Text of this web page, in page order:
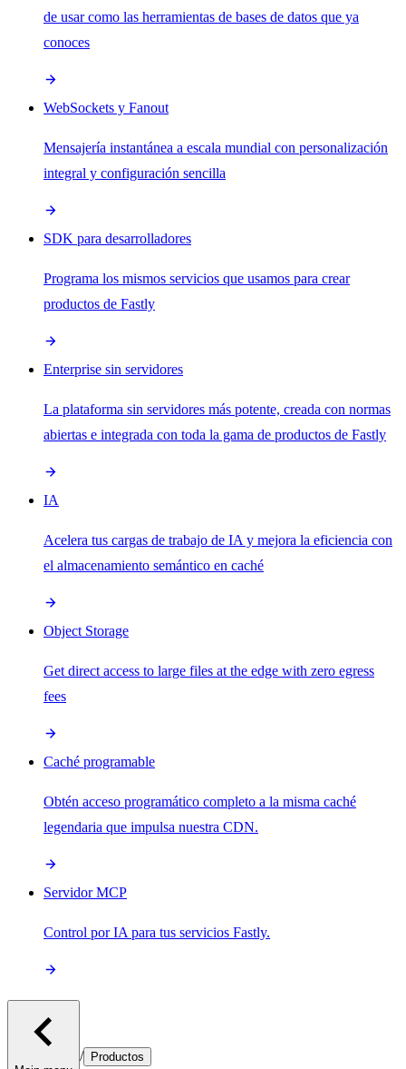
de usar como las herramientas de bases de datos que ya
conoces
WebSockets y Fanout
Mensajería instantánea a escala mundial con personalización
integral y configuración sencilla
SDK para desarrolladores
Programa los mismos servicios que usamos para crear
productos de Fastly
Enterprise sin servidores
La plataforma sin servidores más potente, creada con normas
abiertas e integrada con toda la gama de productos de Fastly
IA
Acelera tus cargas de trabajo de IA y mejora la eficiencia con
el almacenamiento semántico en caché
Object Storage
Get direct access to large files at the edge with zero egress
fees
Caché programable
Obtén acceso programático completo a la misma caché
legendaria que impulsa nuestra CDN.
Servidor MCP
Control por IA para tus servicios Fastly.
/ Productos